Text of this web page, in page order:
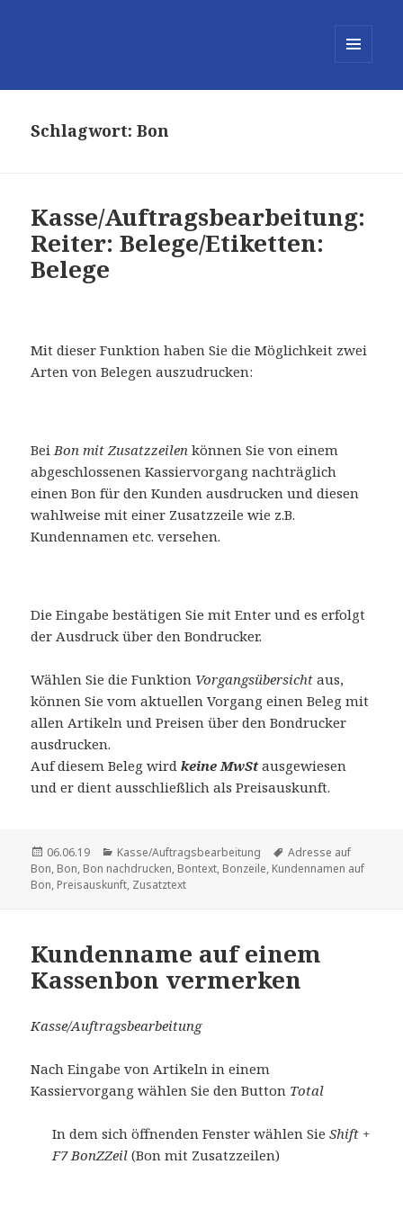
Schlagwort:Bon
Kasse/Auftragsbearbeitung:
Reiter: Belege/Etiketten:
Belege
Mit dieser Funktion haben Sie die Möglichkeit zwei
Arten von Belegen auszudrucken:
BeiBon mit Zusatzzeilen können Sie von einem
abgeschlossenen Kassiervorgang nachträglich
einen Bon für den Kunden ausdrucken und diesen
wahlweise mit einer Zusatzzeile wie z.B.
Kundennamen etc. versehen.
Die Eingabe bestätigen Sie mit Enter und es erfolgt
der Ausdruck über den Bondrucker.
Wählen Sie die Funktion Vorgangsübersicht aus,
können Sie vom aktuellen Vorgang einen Beleg mit
allen Artikeln und Preisen über den Bondrucker
ausdrucken.
Auf diesem Beleg wirdkeine MwStausgewiesen
und er dient ausschließlich als Preisauskunft.
Veröffentlicht
am
06.06.19 Kategorien
Kasse/Auftragsbearbeitung Schlagwörter
Adresse auf
Bon, Bon, Bon nachdrucken, Bontext, Bonzeile, Kundennamen auf
Bon, Preisauskunft, Zusatztext
Kundenname auf einem
Kassenbon vermerken
Kasse/Auftragsbearbeitung
Nach Eingabe von Artikeln in einem
Kassiervorgang wählen Sie den Button Total
In dem sich öffnenden Fenster wählen SieShift +
F7 BonZZeil(Bon mit Zusatzzeilen)